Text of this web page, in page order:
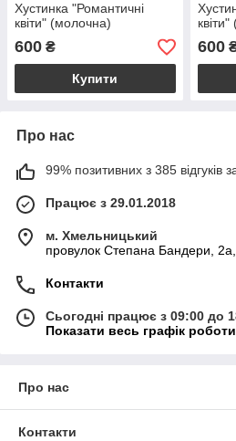
Хустинка "Романтичні
квіти" (молочна)
600 ₴
Купити
квіти"
600
Про нас
99% позитивних з 385 відгуків
Працює з 29.01.2018
м. Хмельницький
провулок Степана Бандери,
Контакти
Сьогодні працює з 09:00 до
Показати весь графік роботи
Про нас
Контакти